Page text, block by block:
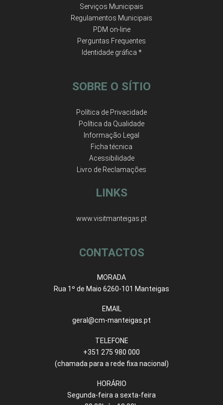
Serviços Municipais
Regulamentos Municipais
PDM on-line
Perguntas Frequentes
Identidade gráfica *
SOBRE O SÍTIO
Política de Privacidade
Política da Qualidade
Informação Legal
Ficha técnica
Acessibilidade
Livro de Reclamações
LINKS
www.visitmanteigas.pt
CONTACTOS
MORADA
Rua 1º de Maio 6260-101 Manteigas
EMAIL
geral@cm-manteigas.pt
TELEFONE
+351 275 980 000
(chamada para a rede fixa nacional)
HORÁRIO
Segunda-feira a sexta-feira